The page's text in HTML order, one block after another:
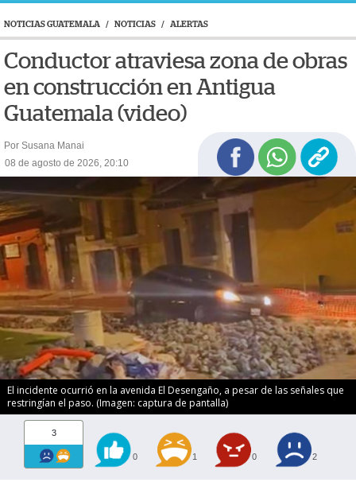
NOTICIAS GUATEMALA / NOTICIAS / ALERTAS
Conductor atraviesa zona de obras
en construcción en Antigua
Guatemala (video)
Por Susana Manai
08 de agosto de 2026, 20:10
El incidente ocurrió en la avenida El Desengaño, a pesar de las señales que
restringían el paso. (Imagen: captura de pantalla)
3
0 1 0 2